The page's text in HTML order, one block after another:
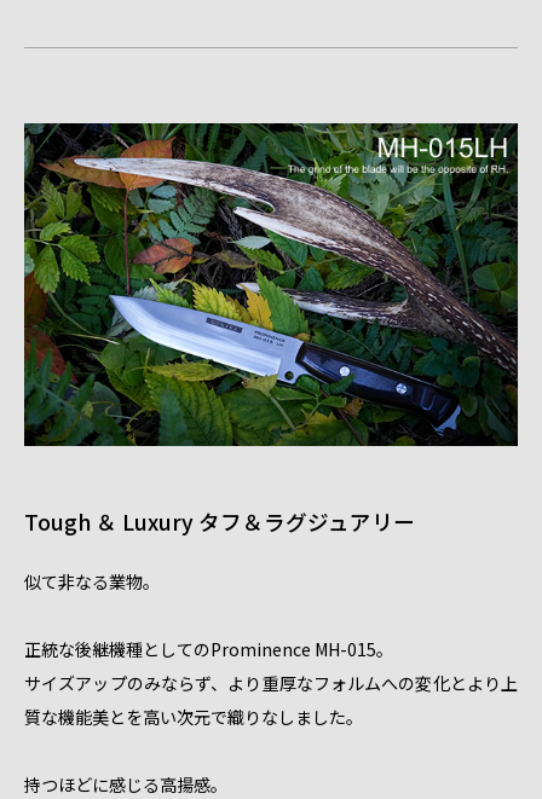
Tough ＆ Luxury タフ＆ラグジュアリー
似て非なる業物。
正統な後継機種としてのProminence MH-015。
サイズアップのみならず、より重厚なフォルムへの変化とより上
質な機能美とを高い次元で織りなしました。
持つほどに感じる高揚感。